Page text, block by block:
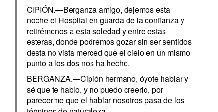
CIPIÓN.—Berganza amigo, dejemos esta
noche el Hospital en guarda de la confianza y
retirémonos a esta soledad y entre estas
esteras, donde podremos gozar sin ser sentidos
desta no vista merced que el cielo en un mismo
punto a los dos nos ha hecho.
BERGANZA.—Cipión hermano, óyote hablar y
sé que te hablo, y no puedo creerlo, por
parecerme que el hablar nosotros pasa de los